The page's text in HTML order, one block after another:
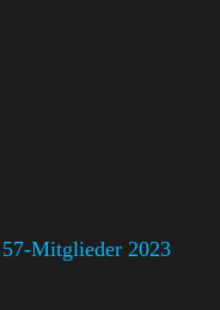
Mitglieder 2023